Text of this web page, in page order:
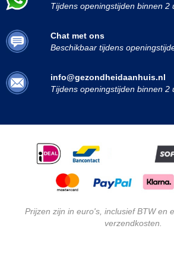
Tijdens openingstijden binnen 2
Chat met ons
Beschikbaar tijdens
info@gezondheidaanhuis.nl
Tijdens openingstijden binnen 2
Prijzen zijn in euro's, inclusief BTW en
verzendkosten.